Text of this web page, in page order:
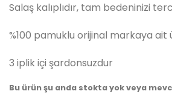
Salaş kalıplıdır, tam bedeninizi
%100 pamuklu orijinal markaya ait
3 iplik içi şardonsuzdur
Bu ürün şu anda stokta yok veya